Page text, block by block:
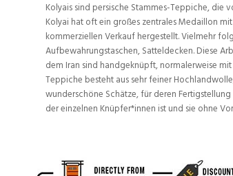
Kolyais sind persische Stammes-Teppiche, die
Kolyai hat oft ein großes zentrales Medaillon
kommerziellen Verkauf hergestellt. Vielmehr
Aufbewahrungstaschen, Satteldecken. Diese
dem Iran sind handgeknüpft, normalerweise
Teppiche besteht aus sehr feiner
wunderschöne Schätze, für deren
der einzelnen Knüpfer*innen ist und sie ohne